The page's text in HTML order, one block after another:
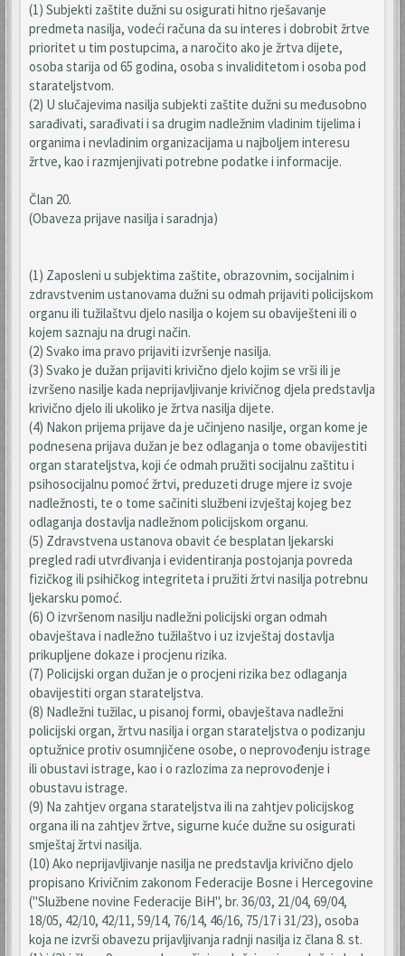
(1) Subjekti zaštite dužni su osigurati hitno rješavanje
predmeta nasilja, vodeći računa da su interes i dobrobit žrtve
prioritet u tim postupcima, a naročito ako je žrtva dijete,
osoba starija od 65 godina, osoba s invaliditetom i osoba pod
starateljstvom.
(2) U slučajevima nasilja subjekti zaštite dužni su međusobno
sarađivati, sarađivati i sa drugim nadležnim vladinim tijelima i
organima i nevladinim organizacijama u najboljem interesu
žrtve, kao i razmjenjivati potrebne podatke i informacije.
Član 20.
(Obaveza prijave nasilja i saradnja)
(1) Zaposleni u subjektima zaštite, obrazovnim, socijalnim i
zdravstvenim ustanovama dužni su odmah prijaviti policijskom
organu ili tužilaštvu djelo nasilja o kojem su obaviješteni ili o
kojem saznaju na drugi način.
(2) Svako ima pravo prijaviti izvršenje nasilja.
(3) Svako je dužan prijaviti krivično djelo kojim se vrši ili je
izvršeno nasilje kada neprijavljivanje krivičnog djela predstavlja
krivično djelo ili ukoliko je žrtva nasilja dijete.
(4) Nakon prijema prijave da je učinjeno nasilje, organ kome je
podnesena prijava dužan je bez odlaganja o tome obavijestiti
organ starateljstva, koji će odmah pružiti socijalnu zaštitu i
psihosocijalnu pomoć žrtvi, preduzeti druge mjere iz svoje
nadležnosti, te o tome sačiniti službeni izvještaj kojeg bez
odlaganja dostavlja nadležnom policijskom organu.
(5) Zdravstvena ustanova obavit će besplatan ljekarski
pregled radi utvrđivanja i evidentiranja postojanja povreda
fizičkog ili psihičkog integriteta i pružiti žrtvi nasilja potrebnu
ljekarsku pomoć.
(6) O izvršenom nasilju nadležni policijski organ odmah
obavještava i nadležno tužilaštvo i uz izvještaj dostavlja
prikupljene dokaze i procjenu rizika.
(7) Policijski organ dužan je o procjeni rizika bez odlaganja
obavijestiti organ starateljstva.
(8) Nadležni tužilac, u pisanoj formi, obavještava nadležni
policijski organ, žrtvu nasilja i organ starateljstva o podizanju
optužnice protiv osumnjičene osobe, o neprovođenju istrage
ili obustavi istrage, kao i o razlozima za neprovođenje i
obustavu istrage.
(9) Na zahtjev organa starateljstva ili na zahtjev policijskog
organa ili na zahtjev žrtve, sigurne kuće dužne su osigurati
smještaj žrtvi nasilja.
(10) Ako neprijavljivanje nasilja ne predstavlja krivično djelo
propisano Krivičnim zakonom Federacije Bosne i Hercegovine
("Službene novine Federacije BiH", br. 36/03, 21/04, 69/04,
18/05, 42/10, 42/11, 59/14, 76/14, 46/16, 75/17 i 31/23), osoba
koja ne izvrši obavezu prijavljivanja radnji nasilja iz člana 8. st.